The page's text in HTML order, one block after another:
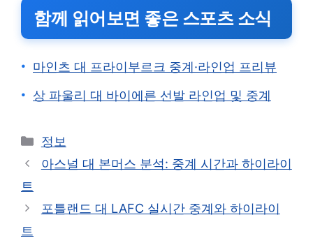
함께 읽어보면 좋은 스포츠 소식
마인츠 대 프라이부르크 중계·라인업 프리뷰
상 파울리 대 바이에른 선발 라인업 및 중계
카
테
정보
아스널 대 본머스 분석: 중계 시간과 하이라이
트
포틀랜드 대 LAFC 실시간 중계와 하이라이
트